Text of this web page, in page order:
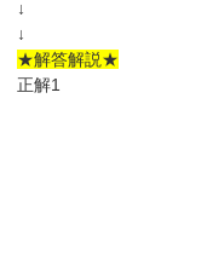
↓
↓
★解答解説★
正解1